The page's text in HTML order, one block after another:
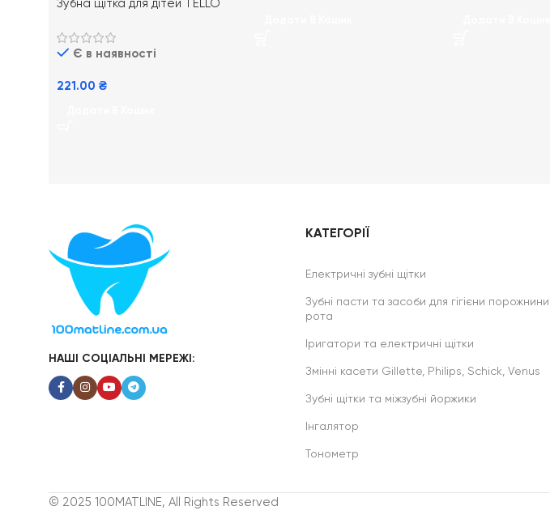
Зубна щітка для дітей TELLO
щільною щетиною (0-5 років)
Є в наявності
221.00 ₴
НАШІ СОЦІАЛЬНІ МЕРЕЖІ:
КАТЕГОРІЇ
Електричні зубні щітки
Зубні пасти та засоби для гігієни порожнини
рота
Іригатори та електричні щітки
Змінні касети Gillette, Philips, Schick, Venus
Зубні щітки та міжзубні йоржики
Інгалятор
Тонометр
© 2025 100MATLINE, All Rights Reserved